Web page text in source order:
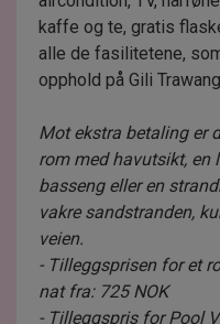
kaffe og te, gratis
alle de fasilitetene,
opphold på Gili
Mot ekstra betaling er
rom med havutsikt, en
basseng eller en
vakre sandstranden,
veien.
- Tilleggsprisen for et
nat fra: 725 NOK
- Tilleggspris for Pool